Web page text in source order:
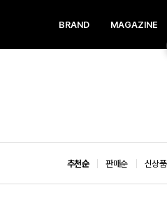
BRAND MAGAZINE
추천순 판매순 신상